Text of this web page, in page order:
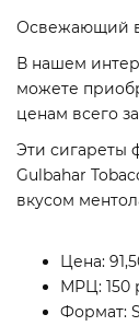
Освежающий
В нашем
можете
ценам всего
Эти сигареты
Gulbahar
вкусом
Цена:
МРЦ: 150
Формат: